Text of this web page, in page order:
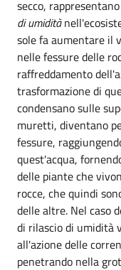
secco,
di umidità
sole fa aumentare il
nelle fessure delle
raffreddamento
trasformazione di
condensano sulle
muretti, diventano
fessure,
quest'acqua,
delle piante che
rocce, che quindi
delle altre. Nel caso
di rilascio di umidità
all'azione delle
penetrando nella